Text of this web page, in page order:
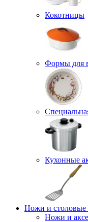
Кокотницы
Формы для
Кухонные
Ножи и
Ножи и